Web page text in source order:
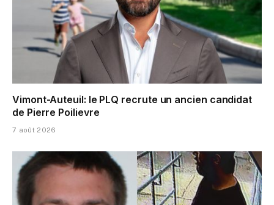
Vimont-Auteuil: le PLQ recrute un ancien candidat
de Pierre Poilievre
7 août 2026